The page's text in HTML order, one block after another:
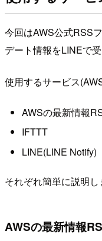
今回はAWS公式RSS
デート情報をLINEで
使用するサービス
AWSの最新情報
IFTTT
LINE(LINE Notify)
それぞれ簡単に説明し
AWSの最新情報